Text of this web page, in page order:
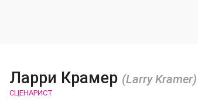
Ларри Крамер (Larry Kramer)
СЦЕНАРИСТ